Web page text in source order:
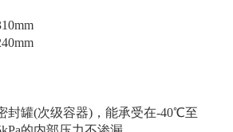
封罐(次级容器)，能承受在-40℃至